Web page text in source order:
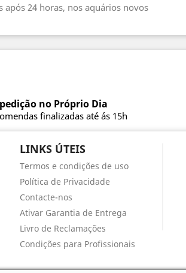
após 24 horas, nos aquários novos
no Próprio Dia
finalizadas até ás 15h
LINKS ÚTEIS
Termos e condições de uso
Política de Privacidade
Contacte-nos
Ativar Garantia de Entrega
Livro de Reclamações
Condições para Profissionais